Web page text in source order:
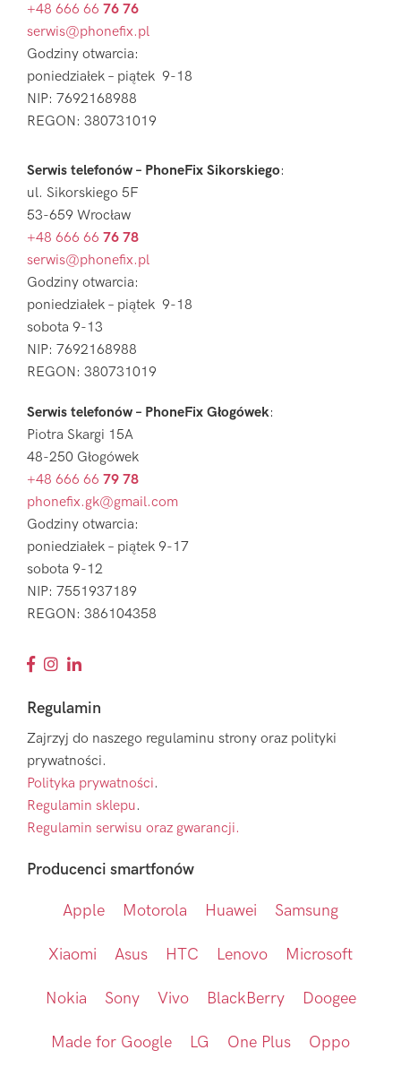
+48 666 66 76 76
serwis@phonefix.pl
Godziny otwarcia:
poniedziałek – piątek 9-18
NIP: 7692168988
REGON: 380731019
Serwis telefonów – PhoneFix Sikorskiego:
ul. Sikorskiego 5F
53-659 Wrocław
+48 666 66 76 78
serwis@phonefix.pl
Godziny otwarcia:
poniedziałek – piątek 9-18
sobota 9-13
NIP: 7692168988
REGON: 380731019
Serwis telefonów – PhoneFix Głogówek:
Piotra Skargi 15A
48-250 Głogówek
+48 666 66 79 78
phonefix.gk@gmail.com
Godziny otwarcia:
poniedziałek – piątek 9-17
sobota 9-12
NIP: 7551937189
REGON: 386104358
Regulamin
Zajrzyj do naszego regulaminu strony oraz polityki
prywatności.
Polityka prywatności.
Regulamin sklepu.
Regulamin serwisu oraz gwarancji.
Producenci smartfonów
Apple Motorola Huawei Samsung
Xiaomi Asus HTC Lenovo Microsoft
Nokia Sony Vivo BlackBerry Doogee
Made for Google LG One Plus Oppo